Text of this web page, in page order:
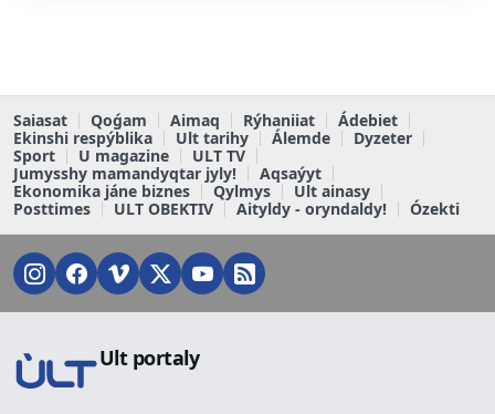
Saiasat Qoǵam Aimaq Rýhaniiat
Ádebiet
Ekinshi respýblika
Ult tarihy Álemde
Dyzeter
Sport
U magazine
ULT TV
Jumysshy mamandyqtar jyly!
Aqsaýyt
Ekonomika jáne biznes
Qylmys
Ult ainasy
Posttimes
ULT OBEKTIV Aityldy - oryndaldy! Ózekti
Ult portaly